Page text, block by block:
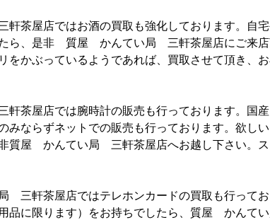
茶屋店ではお酒の買取も強化しております。自
ら、是非 質屋 かんてい局 三軒茶屋店にご来店
をかぶっているようであれば、買取させて頂き、
茶屋店では腕時計の販売も行っております。国産
みならずネットでの販売も行っております。欲し
質屋 かんてい局 三軒茶屋店へお越し下さい。ス
三軒茶屋店ではテレホンカードの買取も行って
品に限ります）をお持ちでしたら、質屋 かんて